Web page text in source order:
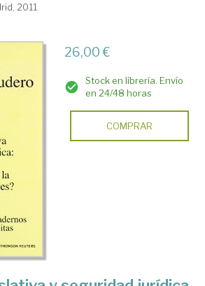
2011
26,00 €
Stock en librería. Envío
en 24/48 horas
COMPRAR